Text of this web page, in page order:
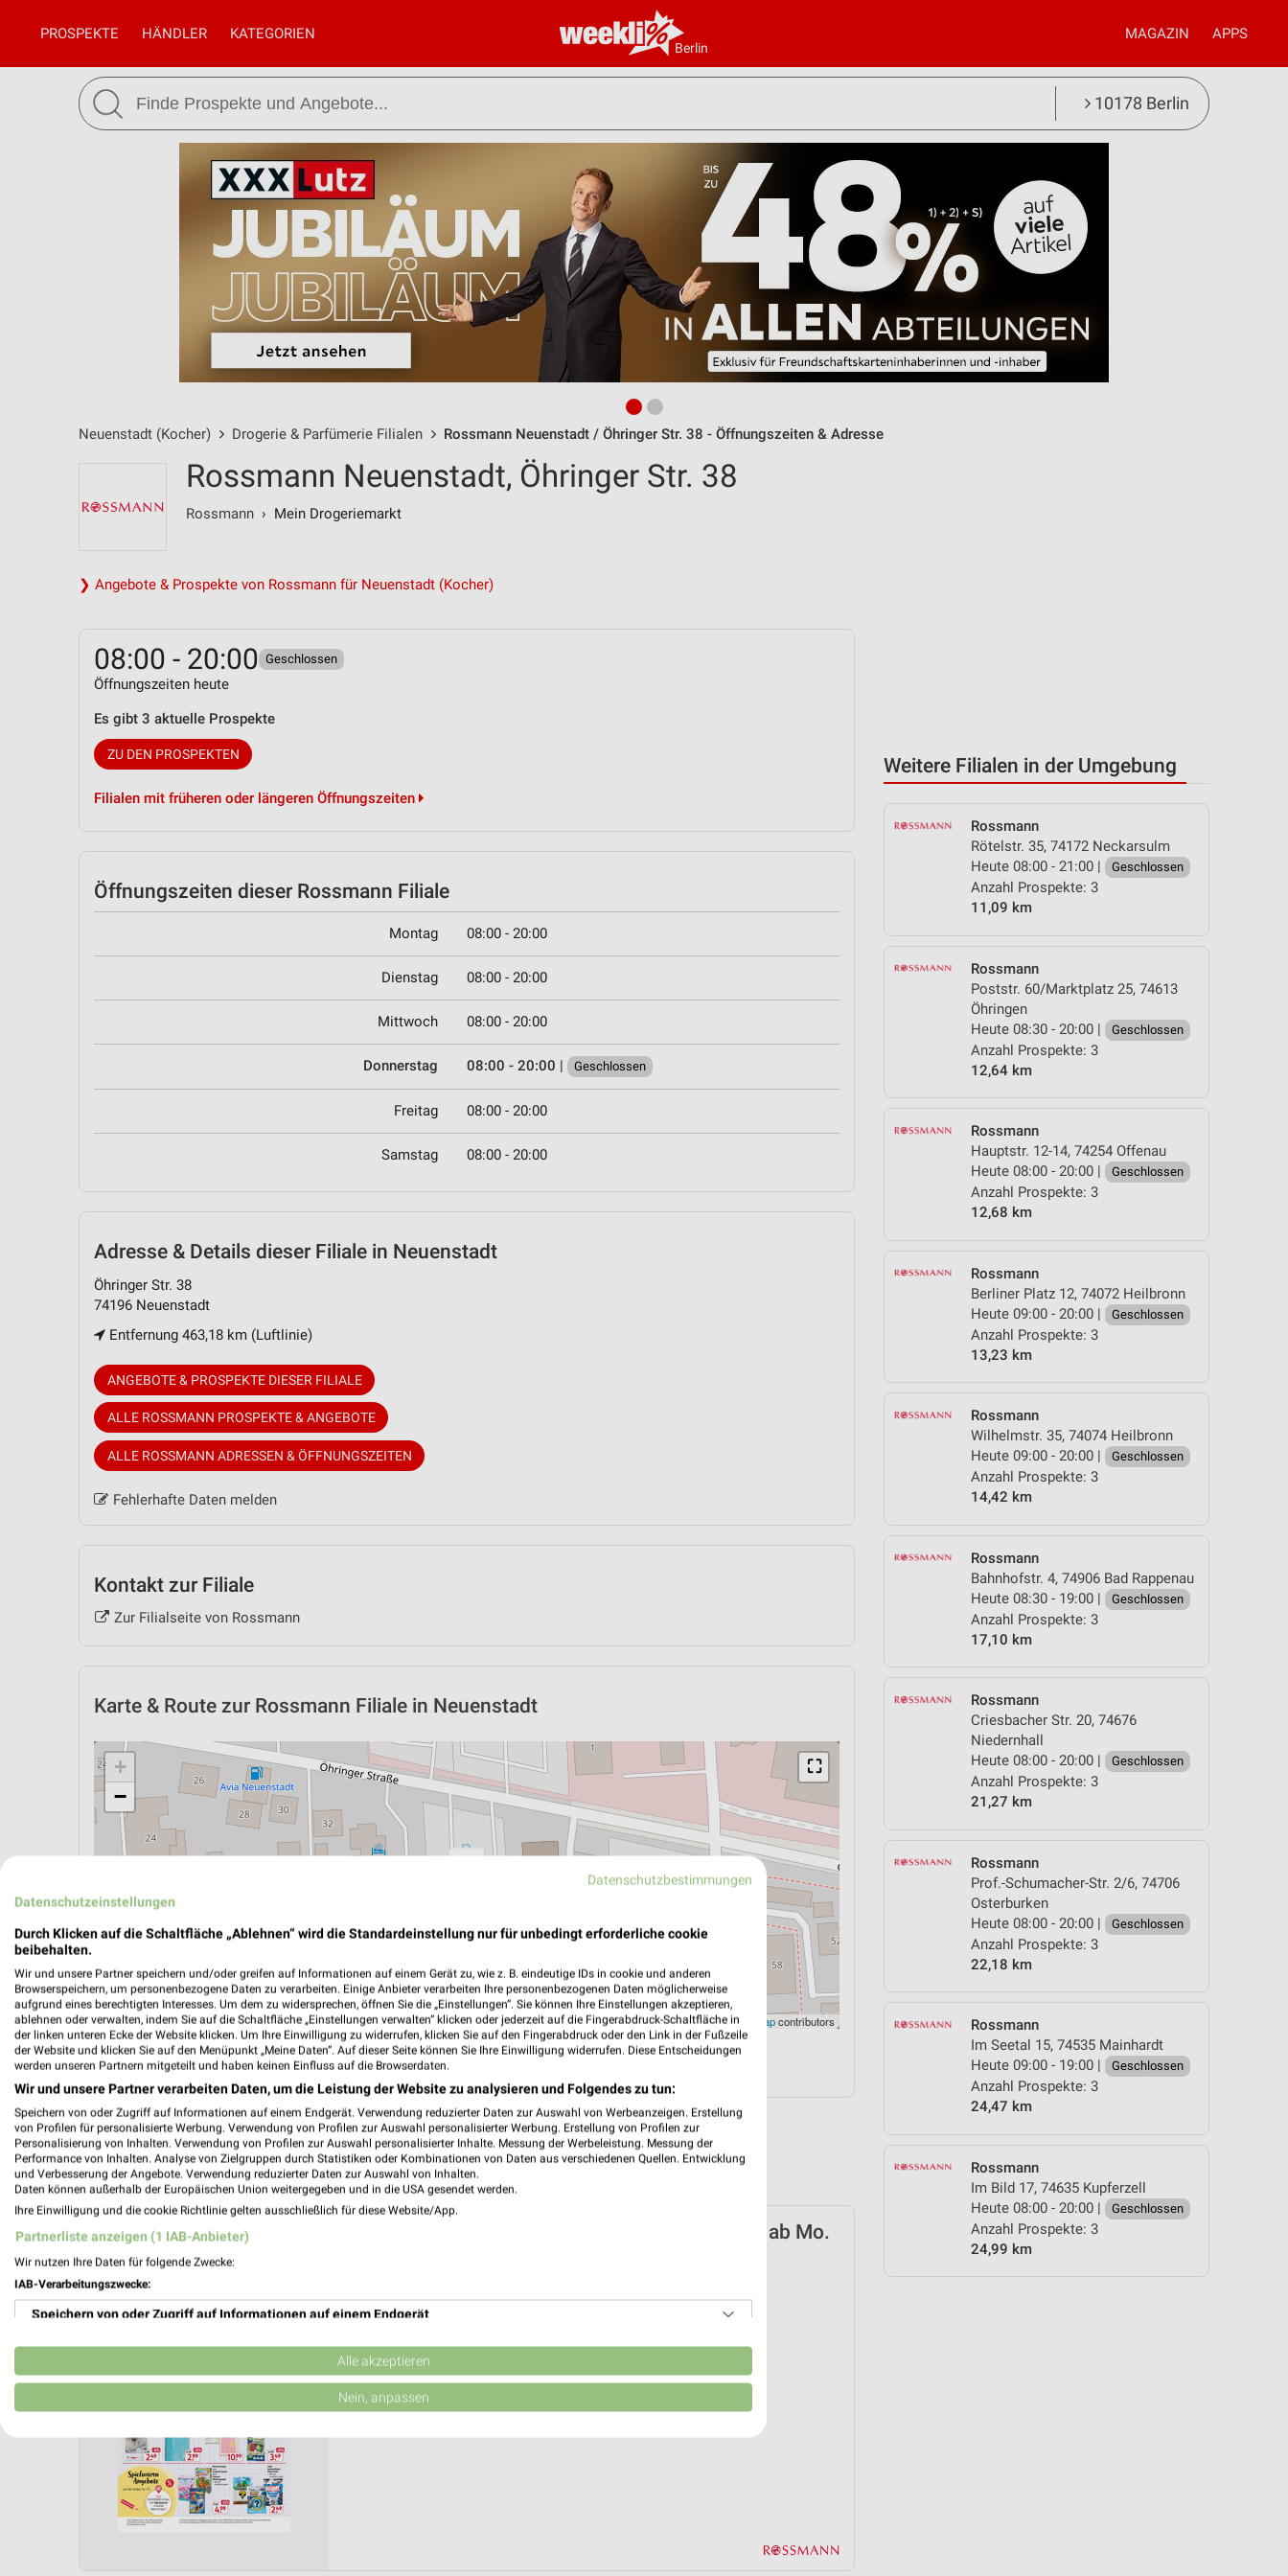
Berlin
PROSPEKTE HÄNDLER KATEGORIEN MAGAZIN APPS
10178 Berlin
Neuenstadt (Kocher) Drogerie & Parfümerie Filialen Rossmann Neuenstadt / Öhringer Str. 38 - Öffnungszeiten & Adresse
Weitere Filialen in der Umgebung
Rossmann
Rötelstr. 35, 74172 Neckarsulm
Heute 08:00 - 21:00 |
Geschlossen
Anzahl Prospekte: 3
11,09 km
Rossmann
Poststr. 60/Marktplatz 25, 74613
Öhringen
Heute 08:30 - 20:00 |
Geschlossen
Anzahl Prospekte: 3
12,64 km
Rossmann
Hauptstr. 12-14, 74254 Offenau
Heute 08:00 - 20:00 |
Geschlossen
Anzahl Prospekte: 3
12,68 km
Rossmann
Berliner Platz 12, 74072 Heilbronn
Heute 09:00 - 20:00 |
Geschlossen
Anzahl Prospekte: 3
13,23 km
Rossmann
Wilhelmstr. 35, 74074 Heilbronn
Heute 09:00 - 20:00 |
Geschlossen
Anzahl Prospekte: 3
14,42 km
Rossmann
Bahnhofstr. 4, 74906 Bad Rappenau
Heute 08:30 - 19:00 |
Geschlossen
Anzahl Prospekte: 3
17,10 km
Rossmann
Criesbacher Str. 20, 74676
Niedernhall
Heute 08:00 - 20:00 |
Geschlossen
Anzahl Prospekte: 3
21,27 km
Rossmann
Prof.-Schumacher-Str. 2/6, 74706
Osterburken
Heute 08:00 - 20:00 |
Geschlossen
Anzahl Prospekte: 3
22,18 km
Rossmann
Im Seetal 15, 74535 Mainhardt
Heute 09:00 - 19:00 |
Geschlossen
Anzahl Prospekte: 3
24,47 km
Rossmann
Im Bild 17, 74635 Kupferzell
Heute 08:00 - 20:00 |
Geschlossen
Anzahl Prospekte: 3
24,99 km
Rossmann Neuenstadt, Öhringer Str. 38
Rossmann › Mein Drogeriemarkt
❯ Angebote & Prospekte von Rossmann für Neuenstadt (Kocher)
08:00 - 20:00 Geschlossen
Öffnungszeiten heute
Es gibt 3 aktuelle Prospekte
ZU DEN PROSPEKTEN
Filialen mit früheren oder längeren Öffnungszeiten
Öffnungszeiten dieser Rossmann Filiale
Montag 08:00 - 20:00
Dienstag 08:00 - 20:00
Mittwoch 08:00 - 20:00
Donnerstag 08:00 - 20:00 | Geschlossen
Freitag 08:00 - 20:00
Samstag 08:00 - 20:00
Adresse & Details dieser Filiale in Neuenstadt
Öhringer Str. 38
74196 Neuenstadt
Entfernung 463,18 km (Luftlinie)
ANGEBOTE & PROSPEKTE DIESER FILIALE
ALLE ROSSMANN PROSPEKTE & ANGEBOTE
ALLE ROSSMANN ADRESSEN & ÖFFNUNGSZEITEN
Fehlerhafte Daten melden
Kontakt zur Filiale
Zur Filialseite von Rossmann
Karte & Route zur Rossmann Filiale in Neuenstadt
⛶
+
−
Leaflet|©OpenStreetMapcontributors
ÖPNV ANZEIGEN LADESÄULEN ANZEIGEN NAVIGATION MIT GOOGLE/IOS MAPS
Aktuelle Angebote in dieser Filiale
Anzahl Prospekte: 3
Letztes Prospektupdate: vor 4 Tagen
❯
Rossmann Prospekt für Neuenstadt (Kocher) ab Mo.
Gültig von 29. Jun. bis 22. Sep.
PROSPEKT BLÄTTERN
Datenschutzbestimmungen
Datenschutzeinstellungen
Durch Klicken auf die Schaltfläche „Ablehnen“ wird die Standardeinstellung nur für unbedingt erforderliche cookie
beibehalten.
Wir und unsere Partner speichern und/oder greifen auf Informationen auf einem Gerät zu, wie z. B. eindeutige IDs in cookie und anderen
Browserspeichern, um personenbezogene Daten zu verarbeiten. Einige Anbieter verarbeiten Ihre personenbezogenen Daten möglicherweise
aufgrund eines berechtigten Interesses. Um dem zu widersprechen, öffnen Sie die „Einstellungen“. Sie können Ihre Einstellungen akzeptieren,
ablehnen oder verwalten, indem Sie auf die Schaltfläche „Einstellungen verwalten“ klicken oder jederzeit auf die Fingerabdruck-Schaltfläche in
der linken unteren Ecke der Website klicken. Um Ihre Einwilligung zu widerrufen, klicken Sie auf den Fingerabdruck oder den Link in der Fußzeile
der Website und klicken Sie auf den Menüpunkt „Meine Daten“. Auf dieser Seite können Sie Ihre Einwilligung widerrufen. Diese Entscheidungen
werden unseren Partnern mitgeteilt und haben keinen Einfluss auf die Browserdaten.
Wir und unsere Partner verarbeiten Daten, um die Leistung der Website zu analysieren und Folgendes zu tun:
Speichern von oder Zugriff auf Informationen auf einem Endgerät. Verwendung reduzierter Daten zur Auswahl von Werbeanzeigen. Erstellung
von Profilen für personalisierte Werbung. Verwendung von Profilen zur Auswahl personalisierter Werbung. Erstellung von Profilen zur
Personalisierung von Inhalten. Verwendung von Profilen zur Auswahl personalisierter Inhalte. Messung der Werbeleistung. Messung der
Performance von Inhalten. Analyse von Zielgruppen durch Statistiken oder Kombinationen von Daten aus verschiedenen Quellen. Entwicklung
und Verbesserung der Angebote. Verwendung reduzierter Daten zur Auswahl von Inhalten.
Daten können außerhalb der Europäischen Union weitergegeben und in die USA gesendet werden.
Ihre Einwilligung und die cookie Richtlinie gelten ausschließlich für diese Website/App.
Partnerliste anzeigen (1 IAB-Anbieter)
Wir nutzen Ihre Daten für folgende Zwecke:
IAB-Verarbeitungszwecke:
Speichern von oder Zugriff auf Informationen auf einem Endgerät
Verwendung reduzierter Daten zur Auswahl von Werbeanzeigen
Erstellung von Profilen für personalisierte Werbung
Erstellung von Profilen zur Personalisierung von Inhalten
Verwendung von Profilen zur Auswahl personalisierter Inhalte
Alle akzeptieren
Nein, anpassen